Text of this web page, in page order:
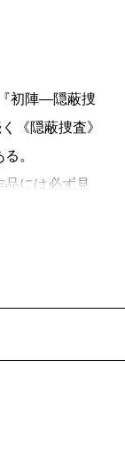
初陣―隠蔽捜
《隠蔽捜査》
。
には必ず見
じるのは、
る。
が容易に出
て、物語の